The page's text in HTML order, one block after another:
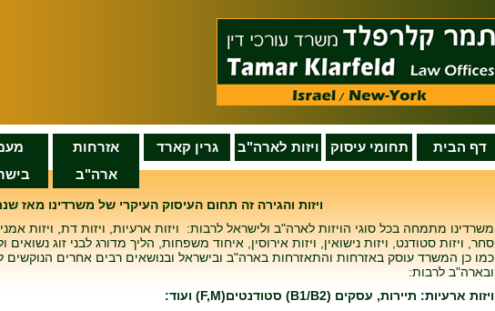
דף הבית תחומי עיסוק ויזות לארה"ב גרין קארד
אזרחות
ארה"ב
ויזות והגירה זה תחום העיסוק העיקרי של משרדינו מאז שנת
משרדינו מתמחה בכל סוגי הויזות לארה"ב ולישראל לרבות: ויזות ארעיות, ויזות דת, ויזות
סחר, ויזות סטודנט, ויזות נישואין, ויזות אירוסין, איחוד משפחות, הליך מדורג לבני זוג
כמו כן המשרד עוסק באזרחות והתאזרחות בארה"ב ובישראל ובנושאים רבים אחרים הנוקשים
ובארה"ב לרבות:
ויזות ארעיות: תיירות, עסקים (B1/B2) סטודנטים(F,M) ועוד: